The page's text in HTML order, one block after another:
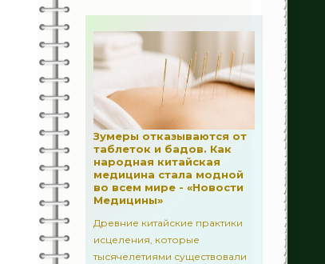
Депрессия и панические
атаки 251
Когнитивные нарушения
Кровоизлияния 89
Медвебинар 129
Осложнения
Последствия
Зумеры отказываются от
таблеток и бадов. Как
народная китайская
медицина стала модной
во всем мире - «Новости
Медицины»
Древние китайские практики
исцеления, которые
тысячелетиями существовали